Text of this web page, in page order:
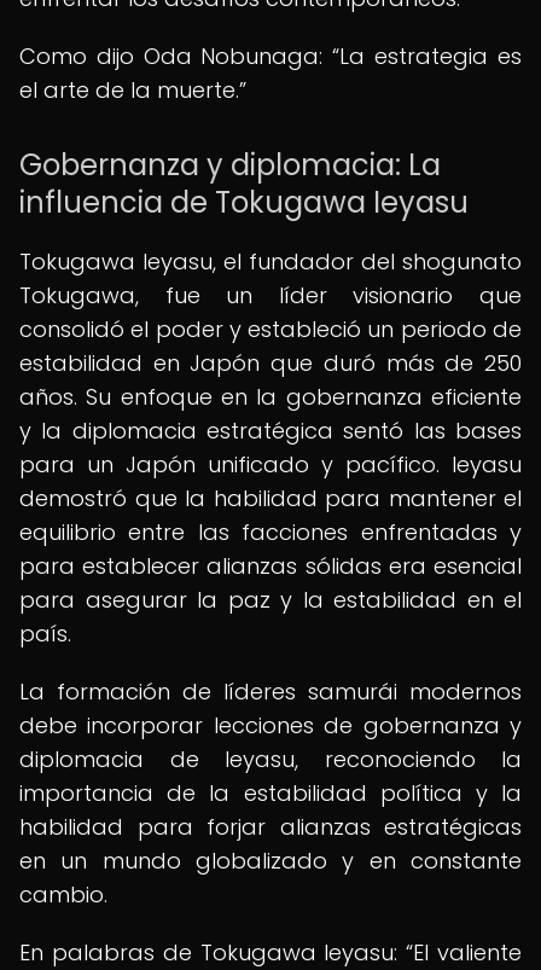
Como dijo Oda Nobunaga: La estrategia es
el arte de la muerte.
Gobernanza y diplomacia: La
influencia de Tokugawa Ieyasu
Tokugawa Ieyasu, el fundador del shogunato
Tokugawa, fue un líder visionario que
consolidó el poder y estableció un periodo de
estabilidad en Japón que duró más de 250
años. Su enfoque en la gobernanza eficiente
y la diplomacia estratégica sentó las bases
para un Japón unificado y pacífico. Ieyasu
demostró que la habilidad para mantener el
equilibrio entre las facciones enfrentadas y
para establecer alianzas sólidas era esencial
para asegurar la paz y la estabilidad en el
país.
La formación de líderes samurái modernos
debe incorporar lecciones de gobernanza y
diplomacia de Ieyasu, reconociendo la
importancia de la estabilidad política y la
habilidad para forjar alianzas estratégicas
en un mundo globalizado y en constante
cambio.
En palabras de Tokugawa Ieyasu: El valiente